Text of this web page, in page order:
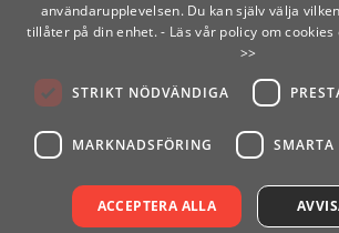
användarupplevelsen. Du kan själv välja
tillåter på din enhet. - Läs vår policy om
>>
STRIKT NÖDVÄNDIGA
MARKNADSFÖRING SMARTA
ACCEPTERA ALLA